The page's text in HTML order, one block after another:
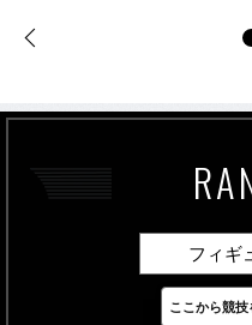
フィギ
最新
ここから競